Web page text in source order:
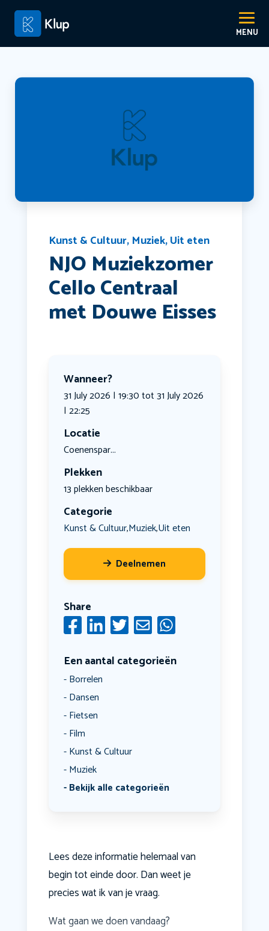
Kunst & Cultuur, Muziek,Uit eten
NJO Muziekzomer
Cello Centraal
met Douwe Eisses
Wanneer?
31 July 2026 | 19:30 tot 31 July 2026
| 22:25
Locatie
Coenenspar...
Plekken
13 plekken beschikbaar
Categorie
Kunst & Cultuur,Muziek,Uit eten
Deelnemen
Share
Een aantal categorieën
Borrelen
Dansen
Fietsen
Film
Kunst & Cultuur
Muziek
Bekijk alle categorieën
Lees deze informatie helemaal van
begin tot einde door. Dan weet je
precies wat ik van je vraag.
Wat gaan we doen vandaag?